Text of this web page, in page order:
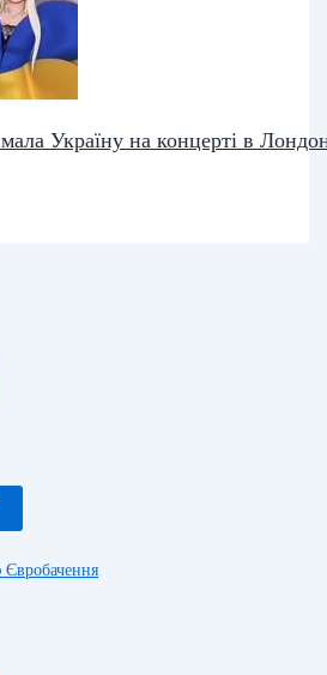
Україну на концерті в
Євробачення